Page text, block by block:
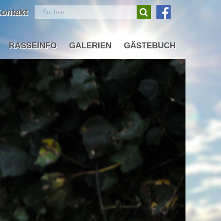
Suche
RASSEINFO GALERIEN GÄSTEBUCH